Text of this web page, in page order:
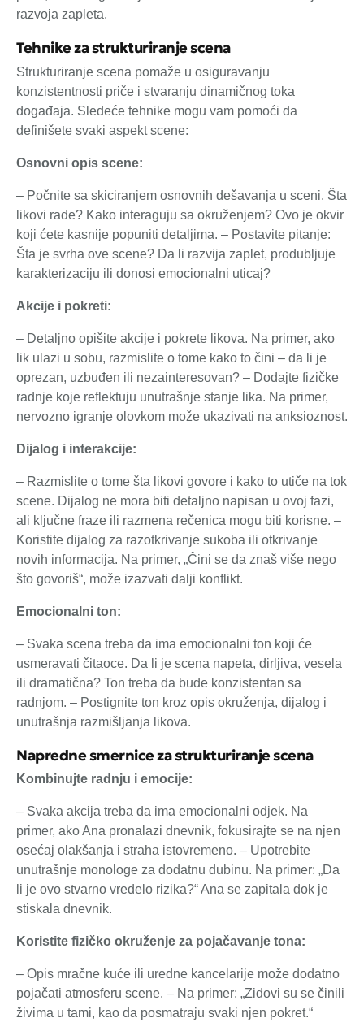
razvoja zapleta.
Tehnike za strukturiranje scena
Strukturiranje scena pomaže u osiguravanju
konzistentnosti priče i stvaranju dinamičnog toka
događaja. Sledeće tehnike mogu vam pomoći da
definišete svaki aspekt scene:
Osnovni opis scene:
– Počnite sa skiciranjem osnovnih dešavanja u sceni. Šta
likovi rade? Kako interaguju sa okruženjem? Ovo je okvir
koji ćete kasnije popuniti detaljima. – Postavite pitanje:
Šta je svrha ove scene? Da li razvija zaplet, produbljuje
karakterizaciju ili donosi emocionalni uticaj?
Akcije i pokreti:
– Detaljno opišite akcije i pokrete likova. Na primer, ako
lik ulazi u sobu, razmislite o tome kako to čini – da li je
oprezan, uzbuđen ili nezainteresovan? – Dodajte fizičke
radnje koje reflektuju unutrašnje stanje lika. Na primer,
nervozno igranje olovkom može ukazivati na anksioznost.
Dijalog i interakcije:
– Razmislite o tome šta likovi govore i kako to utiče na tok
scene. Dijalog ne mora biti detaljno napisan u ovoj fazi,
ali ključne fraze ili razmena rečenica mogu biti korisne. –
Koristite dijalog za razotkrivanje sukoba ili otkrivanje
novih informacija. Na primer, „Čini se da znaš više nego
što govoriš“, može izazvati dalji konflikt.
Emocionalni ton:
– Svaka scena treba da ima emocionalni ton koji će
usmeravati čitaoce. Da li je scena napeta, dirljiva, vesela
ili dramatična? Ton treba da bude konzistentan sa
radnjom. – Postignite ton kroz opis okruženja, dijalog i
unutrašnja razmišljanja likova.
Napredne smernice za strukturiranje scena
Kombinujte radnju i emocije:
– Svaka akcija treba da ima emocionalni odjek. Na
primer, ako Ana pronalazi dnevnik, fokusirajte se na njen
osećaj olakšanja i straha istovremeno. – Upotrebite
unutrašnje monologe za dodatnu dubinu. Na primer: „Da
li je ovo stvarno vredelo rizika?“ Ana se zapitala dok je
stiskala dnevnik.
Koristite fizičko okruženje za pojačavanje tona:
– Opis mračne kuće ili uredne kancelarije može dodatno
pojačati atmosferu scene. – Na primer: „Zidovi su se činili
živima u tami, kao da posmatraju svaki njen pokret.“